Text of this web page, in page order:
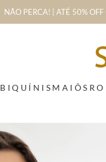
NÃO PERCA! | ATÉ 50% OFF
BIQUÍNIS MAIÔS